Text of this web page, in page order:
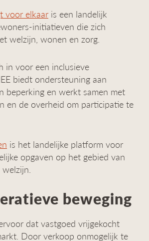
voor elkaar is een landelijk
initiatieven die zich
welzijn, wonen en zorg.
in voor een inclusieve
biedt ondersteuning aan
beperking en werkt samen met
en de overheid om participatie te
is het landelijke platform voor
opgaven op het gebied van
beweging
dat vastgoed vrijgekocht
Door verkoop onmogelijk te